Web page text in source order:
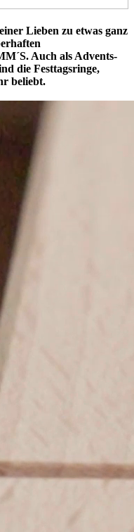
Lieben zu etwas ganz
Auch als Advents-
die Festtagsringe,
beliebt.